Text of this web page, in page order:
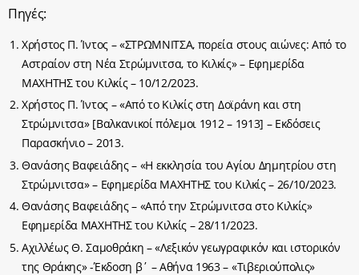
Πηγές:
Χρήστος Π. Ίντος – «ΣΤΡΩΜΝΙΤΣΑ, πορεία στους αιώνες: Από το
Αστραίον στη Νέα Στρώμνιτσα, το Κιλκίς» – Εφημερίδα
ΜΑΧΗΤΗΣ του Κιλκίς – 10/12/2023.
Χρήστος Π. Ίντος – «Από το Κιλκίς στη Δοϊράνη και στη
Στρώμνιτσα» [Βαλκανικοί πόλεμοι 1912 – 1913] – Εκδόσεις
Παρασκήνιο – 2013.
Θανάσης Βαφειάδης – «Η εκκλησία του Αγίου Δημητρίου στη
Στρώμνιτσα» – Εφημερίδα ΜΑΧΗΤΗΣ του Κιλκίς – 26/10/2023.
Θανάσης Βαφειάδης – «Από την Στρώμνιτσα στο Κιλκίς»
Εφημερίδα ΜΑΧΗΤΗΣ του Κιλκίς – 28/11/2023.
Αχιλλέως Θ. Σαμοθράκη – «Λεξικόν γεωγραφικόν και ιστορικόν
της Θράκης» -Έκδοση β΄ – Αθήνα 1963 – «Τιβεριούπολις»